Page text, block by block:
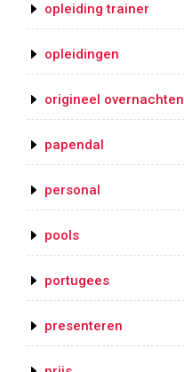
opleiding trainer
opleidingen
origineel overnachten
papendal
personal
pools
portugees
presenteren